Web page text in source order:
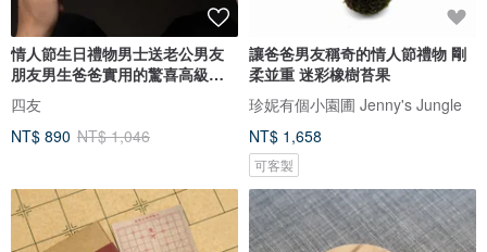
情人節生日禮物男士送老公男友
朋友男生爸爸實用的驚喜高級感
新年
四友
NT$ 890 NT$ 1,046
讓爸爸男友稱奇的情人節禮物 剛
柔並重 迷彩橡樹苔果
珍妮有個小園圃 Jenny's Jungle
NT$ 1,658
可客製